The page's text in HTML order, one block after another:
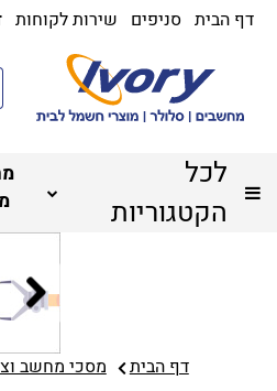
דף הבית סניפים שירות לקוחות
לכל
הקטגוריות
דף הבית מסכי מחשב